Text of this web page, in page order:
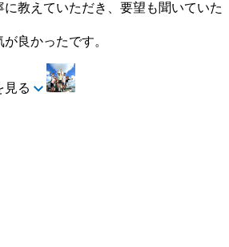
教えていただき、要望も聞いていた
良かったです。
見る